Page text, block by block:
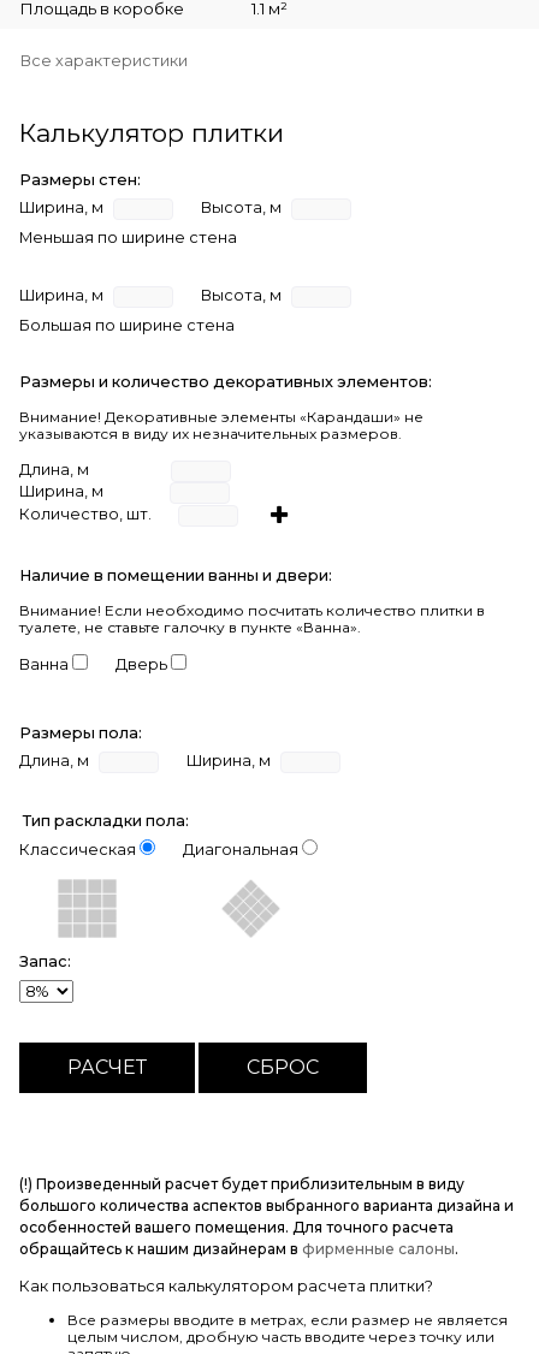
Площадь в коробке 1.1 м²
Все характеристики
Калькулятор плитки
Размеры стен:
Ширина, м
Высота, м
Меньшая по ширине стена
Ширина, м
Высота, м
Большая по ширине стена
Размеры и количество декоративных элементов:
Внимание! Декоративные элементы «Карандаши» не
указываются в виду их незначительных размеров.
Длина, м
Ширина, м
Количество, шт.
Наличие в помещении ванны и двери:
Внимание! Если необходимо посчитать количество плитки в
туалете, не ставьте галочку в пункте «Ванна».
Ванна Дверь
Размеры пола:
Длина, м
Ширина, м
Тип раскладки пола:
Классическая
Диагональная
Запас:
(!) Произведенный расчет будет приблизительным в виду
большого количества аспектов выбранного варианта дизайна и
особенностей вашего помещения. Для точного расчета
обращайтесь к нашим дизайнерам в фирменные салоны.
Как пользоваться калькулятором расчета плитки?
Все размеры вводите в метрах, если размер не является
целым числом, дробную часть вводите через точку или